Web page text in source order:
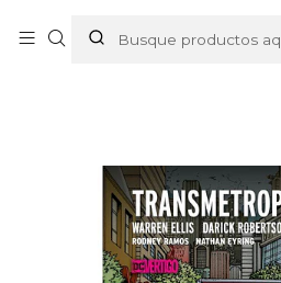
TRANSMETROPOLITAN